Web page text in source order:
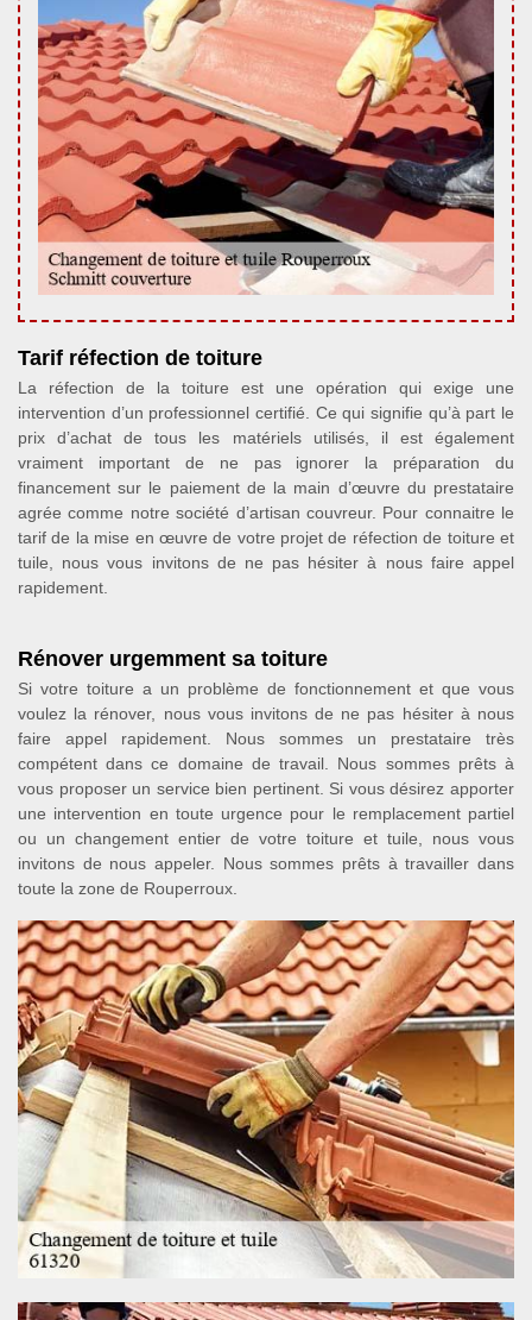
Tarif réfection de toiture
La réfection de la toiture est une opération qui exige une
intervention d’un professionnel certifié. Ce qui signifie qu’à part le
prix d’achat de tous les matériels utilisés, il est également
vraiment important de ne pas ignorer la préparation du
financement sur le paiement de la main d’œuvre du prestataire
agrée comme notre société d’artisan couvreur. Pour connaitre le
tarif de la mise en œuvre de votre projet de réfection de toiture et
tuile, nous vous invitons de ne pas hésiter à nous faire appel
rapidement.
Rénover urgemment sa toiture
Si votre toiture a un problème de fonctionnement et que vous
voulez la rénover, nous vous invitons de ne pas hésiter à nous
faire appel rapidement. Nous sommes un prestataire très
compétent dans ce domaine de travail. Nous sommes prêts à
vous proposer un service bien pertinent. Si vous désirez apporter
une intervention en toute urgence pour le remplacement partiel
ou un changement entier de votre toiture et tuile, nous vous
invitons de nous appeler. Nous sommes prêts à travailler dans
toute la zone de Rouperroux.